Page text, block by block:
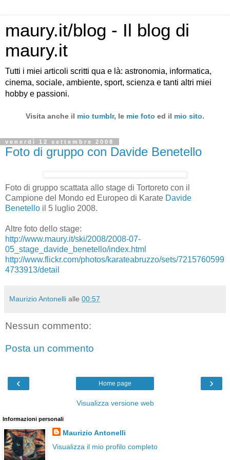
maury.it/blog - Il blog di
maury.it
Tutti i miei articoli scritti qua e là: astronomia, informatica,
cinema, sociale, ambiente, sport, scienza e tanti altri miei
hobby e passioni.
Visita anche il mio tumblr, le mie foto ed il mio sito.
venerdì 12 settembre 2008
Foto di gruppo con Davide Benetello
Foto di gruppo scattata allo stage di Tortoreto con il
Campione del Mondo ed Europeo di Karate Davide
Benetello il 5 luglio 2008.
Altre foto dello stage:
http://www.maury.it/ski/2008/2008-07-
05_stage_davide_benetello/index.html
http://www.flickr.com/photos/karateabruzzo/sets/7215760599
4733913/detail
Maurizio Antonelli alle 00:57
Nessun commento:
Posta un commento
‹ ›
Home page
Visualizza versione web
Informazioni personali
Maurizio Antonelli
Visualizza il mio profilo completo